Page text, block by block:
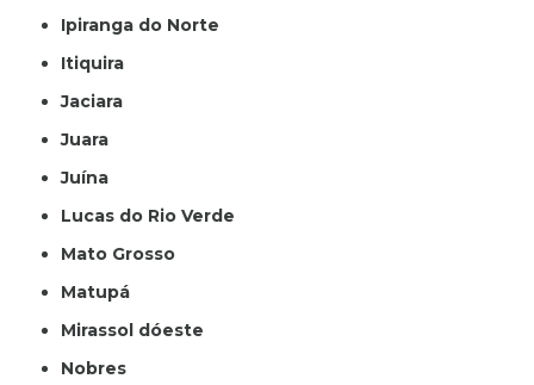
Ipiranga do Norte
Itiquira
Jaciara
Juara
Juína
Lucas do Rio Verde
Mato Grosso
Matupá
Mirassol dóeste
Nobres